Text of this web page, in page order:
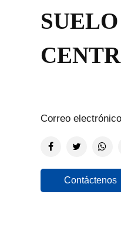
Correo
Contáctenos